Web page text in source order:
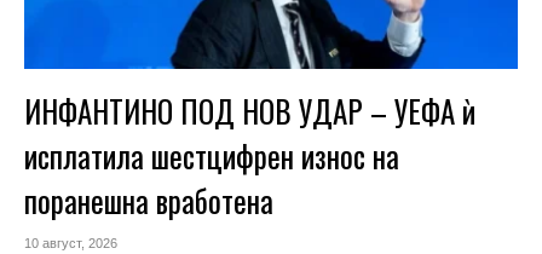
ИНФАНТИНО ПОД НОВ УДАР – УЕФА ѝ
исплатила шестцифрен износ на
поранешна вработена
10 август, 2026